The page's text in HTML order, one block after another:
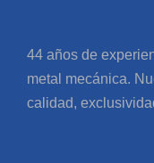
44 años de
metal mecánica.
calidad,